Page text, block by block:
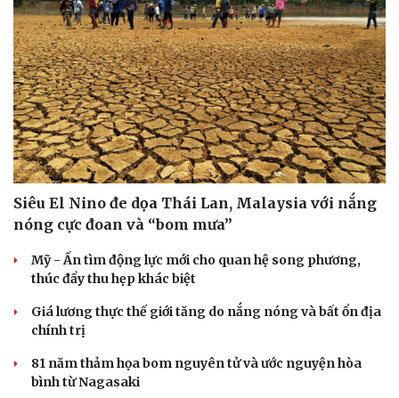
Siêu El Nino đe dọa Thái Lan, Malaysia với nắng
nóng cực đoan và “bom mưa”
Mỹ - Ấn tìm động lực mới cho quan hệ song phương,
thúc đẩy thu hẹp khác biệt
Giá lương thực thế giới tăng do nắng nóng và bất ổn địa
chính trị
81 năm thảm họa bom nguyên tử và ước nguyện hòa
bình từ Nagasaki